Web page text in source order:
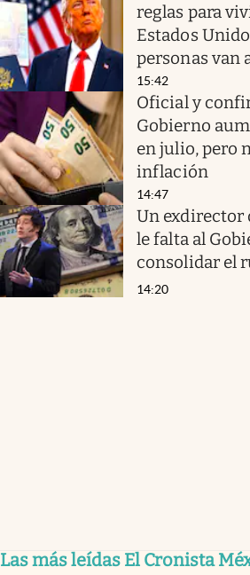
reglas para
Estados
personas van
15:42
Oficial y
Gobierno
en julio, pero
inflación
14:47
Un exdirector
le falta al
consolidar el
14:20
Las más leídas El Cronista